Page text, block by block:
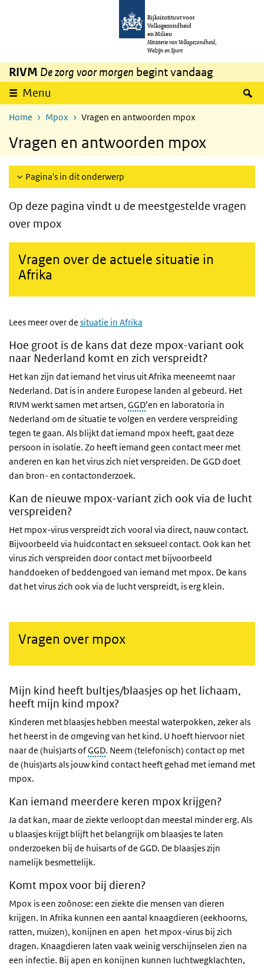
Overslaan en naar de inhoud gaan
Rijksinstituut voor
Volksgezondheid
en Milieu
Ministerie van Volksgezondheid,
Welzijn en Sport
RIVM De zorg voor morgen begint vandaag
Menu
Home Mpox Vragen en antwoorden mpox
Vragen en antwoorden mpox
Pagina's in dit onderwerp
Op deze pagina vindt u de meestgestelde vragen
over mpox
Vragen over de actuele situatie in
Afrika
Lees meer over de situatie in Afrika
Hoe groot is de kans dat deze mpox-variant ook
naar Nederland komt en zich verspreidt?
Het kan zijn dat iemand het virus uit Afrika meeneemt naar
Nederland. Dat is in andere Europese landen al gebeurd. Het
RIVM werkt samen met artsen, GGD’en en laboratoria in
Nederland om de situatie te volgen en verdere verspreiding
tegen te gaan. Als blijkt dat iemand mpox heeft, gaat deze
persoon in isolatie. Zo heeft iemand geen contact meer met
anderen en kan het virus zich niet verspreiden. De GGD doet
dan bron- en contactonderzoek.
Kan de nieuwe mpox-variant zich ook via de lucht
verspreiden?
Het mpox-virus verspreidt zich vooral via direct, nauw contact.
Bijvoorbeeld via huidcontact en seksueel contact. Ook kan het
virus zich verspreiden door contact met bijvoorbeeld
handdoeken of beddengoed van iemand met mpox. De kans
dat het virus zich ook via de lucht verspreidt, is erg klein.
Vragen over mpox
Mijn kind heeft bultjes/blaasjes op het lichaam,
heeft mijn kind mpox?
Kinderen met blaasjes hebben meestal waterpokken, zeker als
het heerst in de omgeving van het kind. U hoeft hiervoor niet
naar de (huis)arts ofGGD. Neem (telefonisch) contact op met
de (huis)arts als jouw kind contact heeft gehad met iemand met
mpox.
Kan iemand meerdere keren mpox krijgen?
Ja dat kan, maar de ziekte verloopt dan meestal minder erg. Als
u blaasjes krijgt blijft het belangrijk om blaasjes te laten
onderzoeken bij de huisarts of de GGD. De blaasjes zijn
namelijk besmettelijk.
Komt mpox voor bij dieren?
Mpox is een zoönose: een ziekte die mensen van dieren
krijgen. In Afrika kunnen een aantal knaagdieren (eekhoorns,
ratten, muizen), konijnen en apen het mpox-virus bij zich
dragen. Knaagdieren laten vaak weinig verschijnselen zien na
een infectie. Bij apen en konijnen kunnen luchtwegklachten,